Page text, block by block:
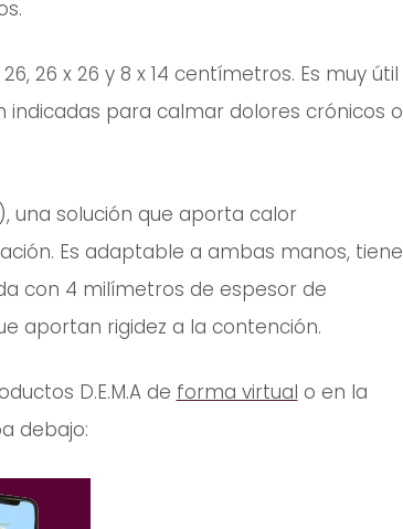
26 x 26 y 8 x 14 centímetros. Es muy útil
para calmar dolores crónicos o
una solución que aporta calor
Es adaptable a ambas manos, tiene
con 4 milímetros de espesor de
aportan rigidez a la contención.
D.E.M.A de forma virtual o en la
debajo: